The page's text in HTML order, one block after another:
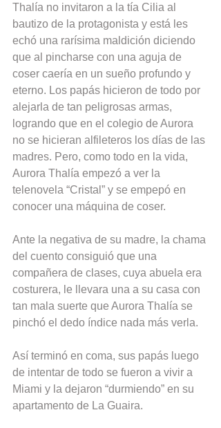
Thalía no invitaron a la tía Cilia al
bautizo de la protagonista y está les
echó una rarísima maldición diciendo
que al pincharse con una aguja de
coser caería en un sueño profundo y
eterno. Los papás hicieron de todo por
alejarla de tan peligrosas armas,
logrando que en el colegio de Aurora
no se hicieran alfileteros los días de las
madres. Pero, como todo en la vida,
Aurora Thalía empezó a ver la
telenovela “Cristal” y se empepó en
conocer una máquina de coser.
Ante la negativa de su madre, la chama
del cuento consiguió que una
compañera de clases, cuya abuela era
costurera, le llevara una a su casa con
tan mala suerte que Aurora Thalía se
pinchó el dedo índice nada más verla.
Así terminó en coma, sus papás luego
de intentar de todo se fueron a vivir a
Miami y la dejaron “durmiendo” en su
apartamento de La Guaira.